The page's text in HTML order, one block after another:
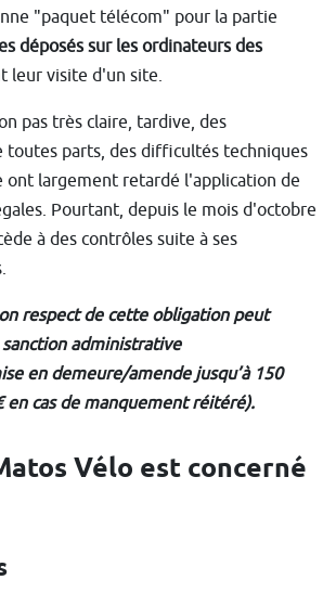
"paquet télécom" pour la partie
déposés sur les ordinateurs des
leur visite d'un site.
pas très claire, tardive, des
parts, des difficultés techniques
largement retardé l'application de
Pourtant, depuis le mois d'octobre
à des contrôles suite à ses
respect de cette obligation peut
administrative
en demeure/amende jusqu’à 150
en cas de manquement réitéré).
Vélo est concerné